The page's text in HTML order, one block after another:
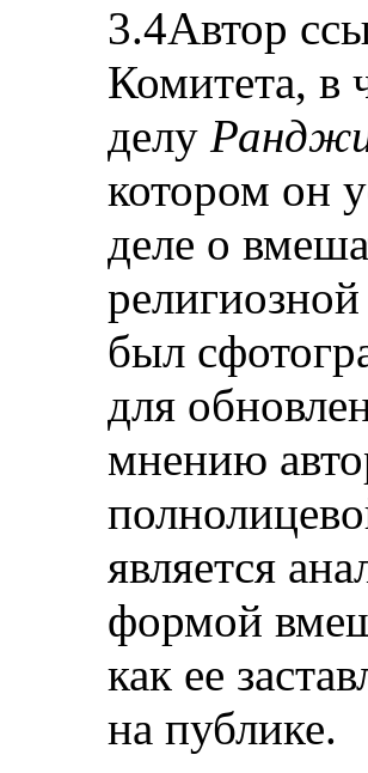
3.4Автор
Комитета, в
делу
котором он
деле о
был
для
мнению
является
формой
как ее
на публике.